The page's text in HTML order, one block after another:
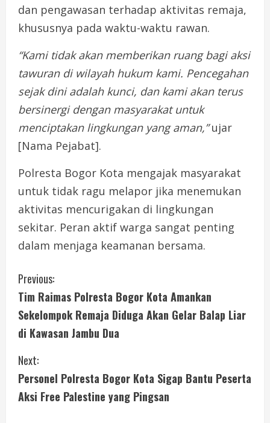
dan pengawasan terhadap aktivitas remaja,
khususnya pada waktu-waktu rawan.
“Kami tidakakan memberikan ruangbagiaksi
tawuran di wilayah hukum kami. Pencegahan
sejak diniadalah kunci, dan kamiakan terus
bersinergi dengan masyarakatuntuk
menciptakan lingkungan yangaman,” ujar
[Nama Pejabat].
Polresta Bogor Kota mengajak masyarakat
untuk tidak ragu melapor jika menemukan
aktivitas mencurigakan di lingkungan
sekitar. Peran aktif warga sangat penting
dalam menjaga keamanan bersama.
C
o
n
t
i
n
Previous:
Tim Raimas Polresta Bogor Kota Amankan
Sekelompok Remaja Diduga Akan Gelar Balap Liar
di Kawasan Jambu Dua
Next:
Personel Polresta Bogor Kota Sigap Bantu Peserta
Aksi Free Palestine yang Pingsan